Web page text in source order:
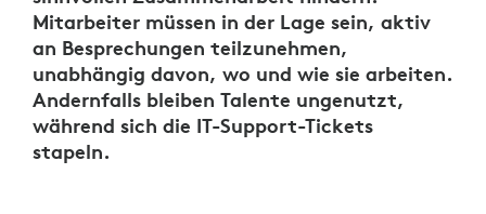
Mitarbeiter müssen in der Lage sein, aktiv
an Besprechungen teilzunehmen,
unabhängig davon, wo und wie sie arbeiten.
Andernfalls bleiben Talente ungenutzt,
während sich die IT-Support-Tickets
stapeln.